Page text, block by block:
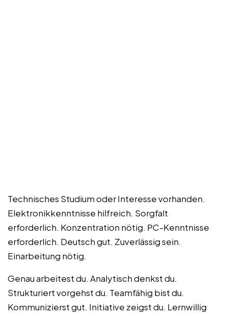
Technisches Studium oder Interesse vorhanden.
Elektronikkenntnisse hilfreich. Sorgfalt
erforderlich. Konzentration nötig. PC-Kenntnisse
erforderlich. Deutsch gut. Zuverlässig sein.
Einarbeitung nötig.
Genau arbeitest du. Analytisch denkst du.
Strukturiert vorgehst du. Teamfähig bist du.
Kommunizierst gut. Initiative zeigst du. Lernwillig